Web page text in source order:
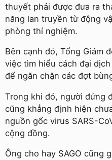
thuyết phải được đưa ra
năng lan truyền từ động
phòng thí nghiệm.
Bên cạnh đó, Tổng Giám
việc tìm hiểu cách đại
để ngăn chặn các đợt
Trong khi đó, người đứng
cũng khẳng định hiện
nguồn gốc virus SARS-
cộng đồng.
Ông cho hay SAGO cũng